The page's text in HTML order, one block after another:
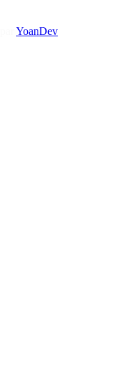
YoanDev